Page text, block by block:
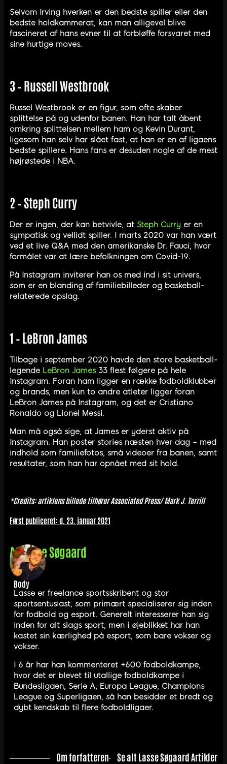
Selvom Irving hverken er den bedste spiller eller den
bedste holdkammerat, kan man alligevel blive
fascineret af hans evner til at forbløffe forsvaret med
sine hurtige moves.
3 – Russell Westbrook
Russel Westbrook er en figur, som ofte skaber
splittelse på og udenfor banen. Han har talt åbent
omkring splittelsen mellem ham og Kevin Durant,
ligesom han selv har slået fast, at han er en af ligaens
bedste spillere. Hans fans er desuden nogle af de mest
højrøstede i NBA.
2 – Steph Curry
Der er ingen, der kan betvivle, at Steph Curry er en
sympatisk og vellidt spiller. I marts 2020 var han vært
ved et live Q&A med den amerikanske Dr. Fauci, hvor
formålet var at lære befolkningen om Covid-19.
På Instagram inviterer han os med ind i sit univers,
som er en blanding af familiebilleder og baskeball-
relaterede opslag.
1 – LeBron James
Tilbage i september 2020 havde den store basketball-
legende LeBron James33 flest følgere på hele
Instagram. Foran ham ligger en række fodboldklubber
og brands, men kun to andre atleter ligger foran
LeBron James på Instagram, og det er Cristiano
Ronaldo og Lionel Messi.
Man må også sige, at James er yderst aktiv på
Instagram. Han poster stories næsten hver dag – med
indhold som familiefotos, små videoer fra banen, samt
resultater, som han har opnået med sit hold.
*Credits: artiklens billede tilhører Associated Press/ Mark J. Terrill
Først publiceret: d. 23. januar 2021
AfLasse Søgaard
Body
Lasse er freelance sportsskribent og stor
sportsentusiast, som primært specialiserer sig inden
for fodbold og esport. Generelt interesserer han sig
inden for alt slags sport, men i øjeblikket har han
kastet sin kærlighed på esport, som bare vokser og
vokser.
I 6 år har han kommenteret +600 fodboldkampe,
hvor det er blevet til utallige fodboldkampe i
Bundesligaen, Serie A, Europa League, Champions
League og Superligaen, så han besidder et bredt og
dybt kendskab til flere fodboldligaer.
Om forfatteren Se alt Lasse Søgaard Artikler